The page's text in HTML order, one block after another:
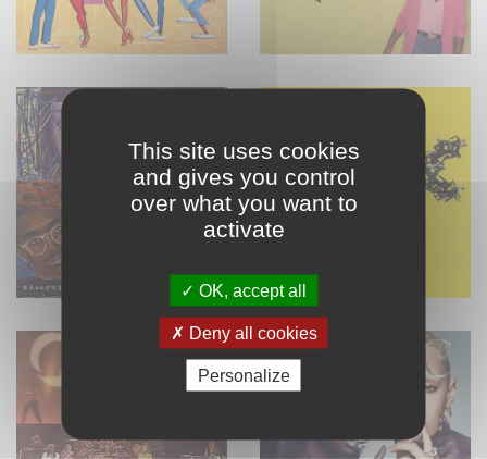
This site uses cookies
and gives you control
over what you want to
activate
OK, accept all
Deny all cookies
Personalize